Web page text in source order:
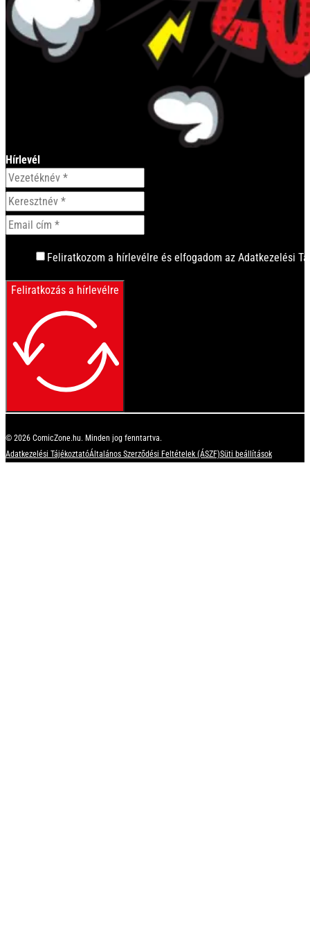
Hírlevél
Feliratkozom a hírlevélre és elfogadom az Adatkezelési
Feliratkozás a hírlevélre
© 2026 ComicZone.hu. Minden jog fenntartva.
Adatkezelési TájékoztatóÁltalános Szerződési Feltételek (ÁSZF)Süti beállítások